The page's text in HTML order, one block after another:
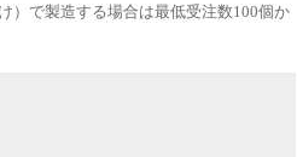
）で製造する場合は最低受注数100個か